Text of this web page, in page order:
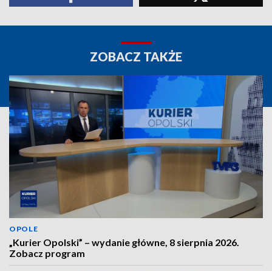
ZOBACZ TAKŻE
OPOLE
„Kurier Opolski” – wydanie główne, 8 sierpnia 2026.
Zobacz program